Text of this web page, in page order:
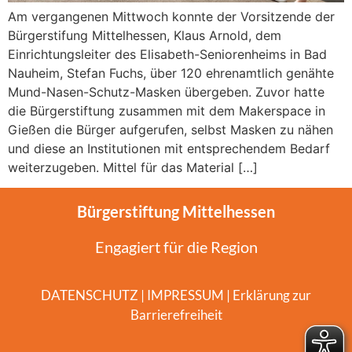
Am vergangenen Mittwoch konnte der Vorsitzende der
Bürgerstifung Mittelhessen, Klaus Arnold, dem
Einrichtungsleiter des Elisabeth-Seniorenheims in Bad
Nauheim, Stefan Fuchs, über 120 ehrenamtlich genähte
Mund-Nasen-Schutz-Masken übergeben. Zuvor hatte
die Bürgerstiftung zusammen mit dem Makerspace in
Gießen die Bürger aufgerufen, selbst Masken zu nähen
und diese an Institutionen mit entsprechendem Bedarf
weiterzugeben. Mittel für das Material […]
Bürgerstiftung Mittelhessen
Engagiert für die Region
DATENSCHUTZ | IMPRESSUM | Erklärung zur
Barrierefreiheit